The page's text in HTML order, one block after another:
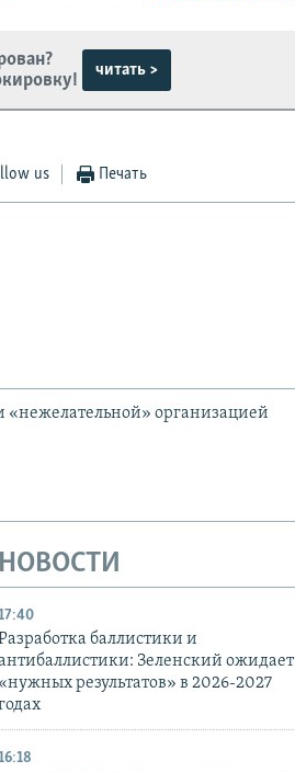
читать >
us Печать
«нежелательной» организацией
НОВОСТИ
баллистики и
Зеленский ожидает
«нужных результатов» в 2026-2027